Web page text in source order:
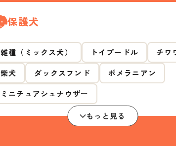
保護犬
雑種（ミックス犬） トイプードル
チワ
柴犬
ダックスフンド
ポメラニアン
ミニチュアシュナウザー
もっと見る